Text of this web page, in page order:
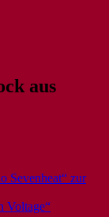
aus
Sevenheat“ zur
Voltage“